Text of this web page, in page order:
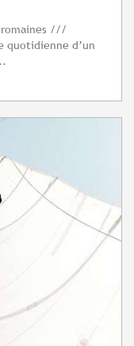
///
quotidienne d’un